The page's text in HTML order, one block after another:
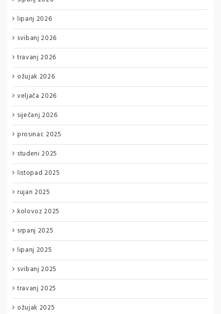
lipanj 2026
svibanj 2026
travanj 2026
ožujak 2026
veljača 2026
siječanj 2026
prosinac 2025
studeni 2025
listopad 2025
rujan 2025
kolovoz 2025
srpanj 2025
lipanj 2025
svibanj 2025
travanj 2025
ožujak 2025